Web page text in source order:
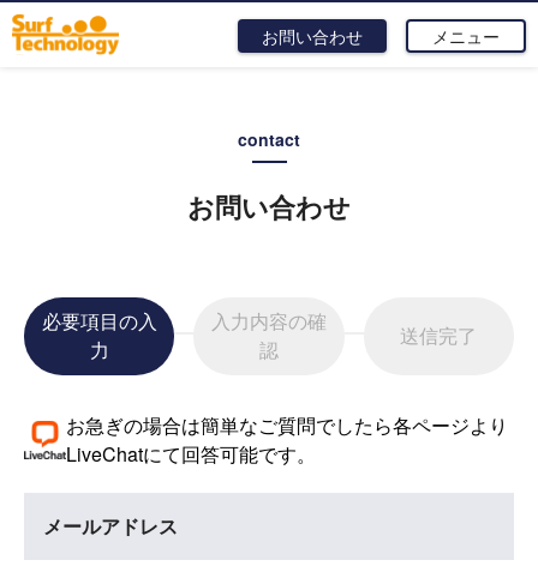
お問い合わせ メニュー
contact
お問い合わせ
必要項目の入
力
入力内容の確
認
送信完了
お急ぎの場合は簡単なご質問でしたら各ページより
LiveChatにて回答可能です。
メールアドレス